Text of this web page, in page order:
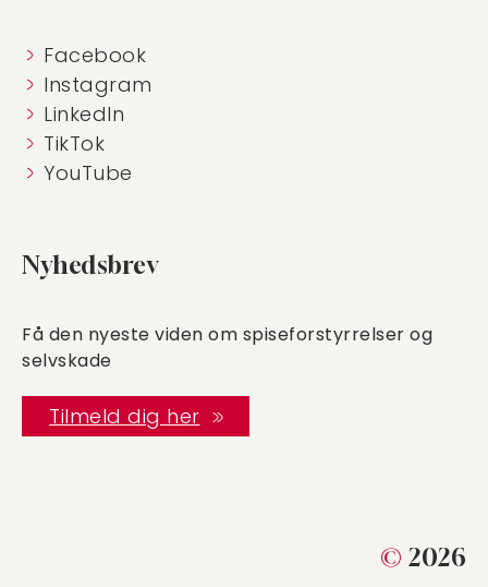
Facebook
Instagram
LinkedIn
TikTok
YouTube
Nyhedsbrev
Få den nyeste viden om spiseforstyrrelser og
selvskade
Tilmeld dig her
© 2026